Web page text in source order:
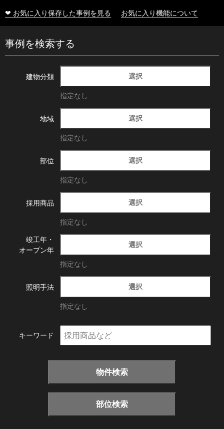
❤ お気に入り保存した事例を見る お気に入り機能について
事例を検索する
建物分類 選択
指定なし
地域 選択
指定なし
部位 選択
指定なし
採用商品 選択
指定なし
竣工年・
オープン年
選択
指定なし
照明手法 選択
指定なし
キーワード
物件検索
部位検索